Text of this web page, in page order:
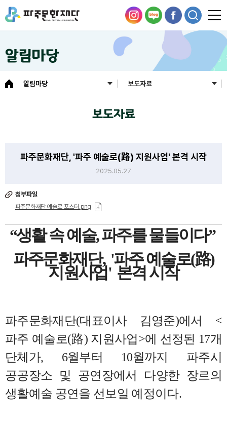
알림마당
알림마당 보도자료
보도자료
파주문화재단, '파주 예술로(路) 지원사업' 본격 시작
2025.05.27
첨부파일
파주문화재단 예술로 포스터.png
“생활 속 예술,파주를 물들이다”
파주문화재단, '파주 예술로(路)
지원사업' 본격 시작
파주문화재단(대표이사 김영준)에서 <
파주 예술로(路) 지원사업>에 선정된 17개
단체가, 6월부터 10월까지 파주시
공공장소 및 공연장에서 다양한 장르의
생활예술 공연을 선보일 예정이다.